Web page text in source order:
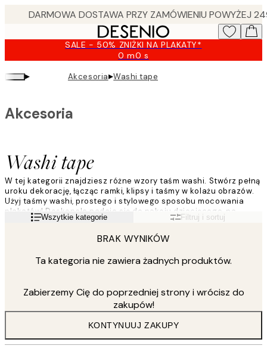
SALE - 50% ZNIŻKI NA PLAKATY*
0 m0 s
Ważny
do:
2026-
▸ Akcesoria▸Washi tape
Washi tape
Akcesoria
W tej kategorii znajdziesz różne wzory taśm washi. Stwórz pełną
uroku dekorację, łącząc ramki, klipsy i taśmy w kolażu obrazów.
Użyj taśmy washi, prostego i stylowego sposobu mocowania
plakatów! Doskonale nadaje się do pokoju dziecięcego, na
tablicę na ścianę lub biurko. Użyj jej także, kiedy chcesz uniknąć
Czytaj więcejWszytkie kategorie Filtruj i sortuj
BRAK WYNIKÓW
Ta kategoria nie zawiera żadnych produktów.
Zabierzemy Cię do poprzedniej strony i wrócisz do
zakupów!
KONTYNUUJ ZAKUPY